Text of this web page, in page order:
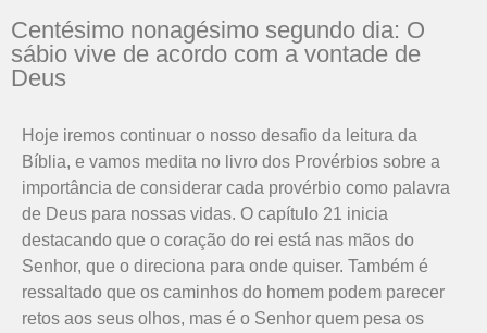
Centésimo nonagésimo segundo dia: O
sábio vive de acordo com a vontade de
Deus
Hoje iremos continuar o nosso desafio da leitura da
Bíblia, e vamos medita no livro dos Provérbios sobre a
importância de considerar cada provérbio como palavra
de Deus para nossas vidas. O capítulo 21 inicia
destacando que o coração do rei está nas mãos do
Senhor, que o direciona para onde quiser. Também é
ressaltado que os caminhos do homem podem parecer
retos aos seus olhos, mas é o Senhor quem pesa os